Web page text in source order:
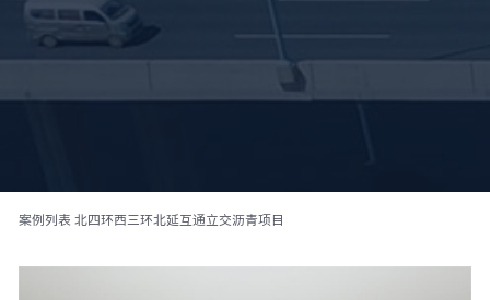
案例列表 北四环西三环北延互通立交沥青项目